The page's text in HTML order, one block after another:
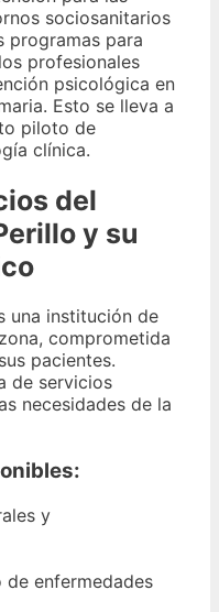
sociosanitarios
programas para
profesionales
psicológica en
Esto se lleva a
piloto de
clínica.
del
y su
una institución de
comprometida
pacientes.
de servicios
necesidades de la
y
enfermedades